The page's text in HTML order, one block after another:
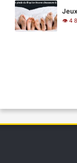
👁 4